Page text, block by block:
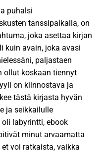
puhalsi
tanssipaikalla, on
joka asettaa kirjan
kuin avain, joka avasi
paljastaen
ollut koskaan tiennyt
on kiinnostava ja
tästä kirjasta hyvän
ja seikkailulle
labyrintti, ebook
minut arvaamatta
voi ratkaista, vaikka